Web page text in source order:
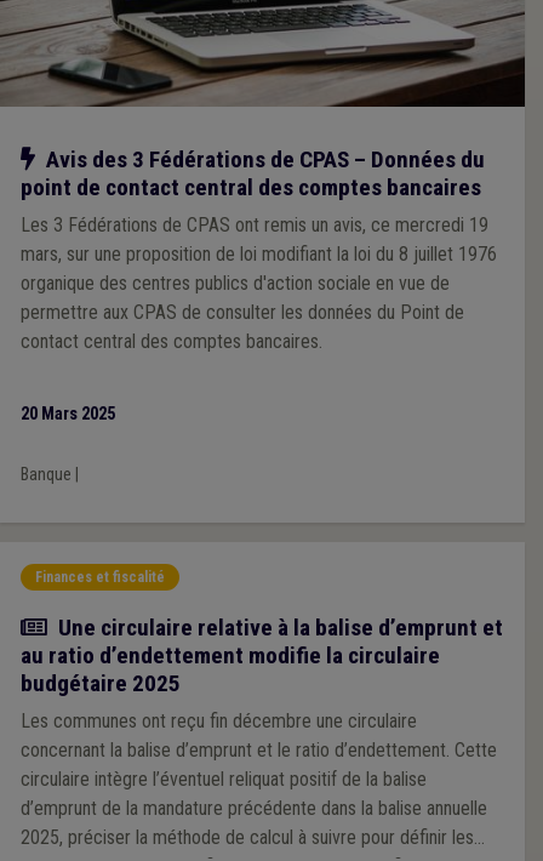
Notre action
Avis des 3 Fédérations de CPAS – Données du
point de contact central des comptes bancaires
Les 3 Fédérations de CPAS ont remis un avis, ce mercredi 19
mars, sur une proposition de loi modifiant la loi du 8 juillet 1976
organique des centres publics d'action sociale en vue de
permettre aux CPAS de consulter les données du Point de
contact central des comptes bancaires.
20 Mars 2025
Banque
Finances et fiscalité
Actualité
Une circulaire relative à la balise d’emprunt et
au ratio d’endettement modifie la circulaire
budgétaire 2025
Les communes ont reçu fin décembre une circulaire
concernant la balise d’emprunt et le ratio d’endettement. Cette
circulaire intègre l’éventuel reliquat positif de la balise
d’emprunt de la mandature précédente dans la balise annuelle
2025, préciser la méthode de calcul à suivre pour définir les